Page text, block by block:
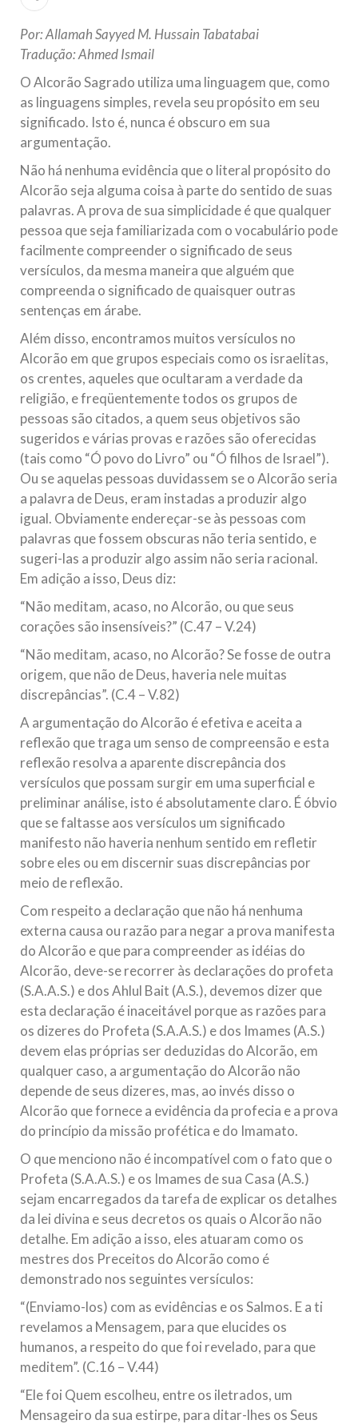
todos os irmãos e irmãs um novo
10 DE NOVEMBRO DE 2013
Falecimento do Imam Ali Ibn Al-Hussein
(A.S.)
Em nome de Deus, o Clemente, o Misericordioso! Diante da
muçulmanos, o Imam Ali Ibn Al-Hussein Ibn Ali Ibn Abi Táleb
(A.S.), conhecido por “Zein Al-Ábidin” (Formosura
NOTÍCIAS
3 DE JULHO DE 2014
Centro Islâmico no Brasil recebe o ex-
ministro das Relações Exteriores da
República Islâmica do Irã
Na noite da quinta-feira, 03 de Abril, o Centro Islâmico no
Brasil recebeu em sua sede, em São Paulo, o ex-ministro das
Relações Exteriores da República Islâmica do Irã, Sr. Kamal
Por: Allamah Sayyed M. Hussain Tabatabai
Tradução: Ahmed Ismail
O Alcorão Sagrado utiliza uma linguagem que, como
as linguagens simples, revela seu propósito em seu
significado. Isto é, nunca é obscuro em sua
argumentação.
Não há nenhuma evidência que o literal propósito do
Alcorão seja alguma coisa à parte do sentido de suas
palavras. A prova de sua simplicidade é que qualquer
pessoa que seja familiarizada com o vocabulário pode
facilmente compreender o significado de seus
versículos, da mesma maneira que alguém que
compreenda o significado de quaisquer outras
sentenças em árabe.
Além disso, encontramos muitos versículos no
Alcorão em que grupos especiais como os israelitas,
os crentes, aqueles que ocultaram a verdade da
religião, e freqüentemente todos os grupos de
pessoas são citados, a quem seus objetivos são
sugeridos e várias provas e razões são oferecidas
(tais como “Ó povo do Livro” ou “Ó filhos de Israel”).
Ou se aquelas pessoas duvidassem se o Alcorão seria
a palavra de Deus, eram instadas a produzir algo
igual. Obviamente endereçar-se às pessoas com
palavras que fossem obscuras não teria sentido, e
sugeri-las a produzir algo assim não seria racional.
Em adição a isso, Deus diz:
“Não meditam, acaso, no Alcorão, ou que seus
corações são insensíveis?” (C.47 – V.24)
“Não meditam, acaso, no Alcorão? Se fosse de outra
origem, que não de Deus, haveria nele muitas
discrepâncias”. (C.4 – V.82)
A argumentação do Alcorão é efetiva e aceita a
reflexão que traga um senso de compreensão e esta
reflexão resolva a aparente discrepância dos
versículos que possam surgir em uma superficial e
preliminar análise, isto é absolutamente claro. É óbvio
que se faltasse aos versículos um significado
manifesto não haveria nenhum sentido em refletir
sobre eles ou em discernir suas discrepâncias por
meio de reflexão.
Com respeito a declaração que não há nenhuma
externa causa ou razão para negar a prova manifesta
do Alcorão e que para compreender as idéias do
Alcorão, deve-se recorrer às declarações do profeta
(S.A.A.S.) e dos Ahlul Bait (A.S.), devemos dizer que
esta declaração é inaceitável porque as razões para
os dizeres do Profeta (S.A.A.S.) e dos Imames (A.S.)
devem elas próprias ser deduzidas do Alcorão, em
qualquer caso, a argumentação do Alcorão não
depende de seus dizeres, mas, ao invés disso o
Alcorão que fornece a evidência da profecia e a prova
do princípio da missão profética e do Imamato.
O que menciono não é incompatível com o fato que o
Profeta (S.A.A.S.) e os Imames de sua Casa (A.S.)
sejam encarregados da tarefa de explicar os detalhes
da lei divina e seus decretos os quais o Alcorão não
detalhe. Em adição a isso, eles atuaram como os
mestres dos Preceitos do Alcorão como é
demonstrado nos seguintes versículos:
“(Enviamo-los) com as evidências e os Salmos. E a ti
revelamos a Mensagem, para que elucides os
humanos, a respeito do que foi revelado, para que
meditem”. (C.16 – V.44)
“Ele foi Quem escolheu, entre os iletrados, um
Mensageiro da sua estirpe, para ditar-lhes os Seus